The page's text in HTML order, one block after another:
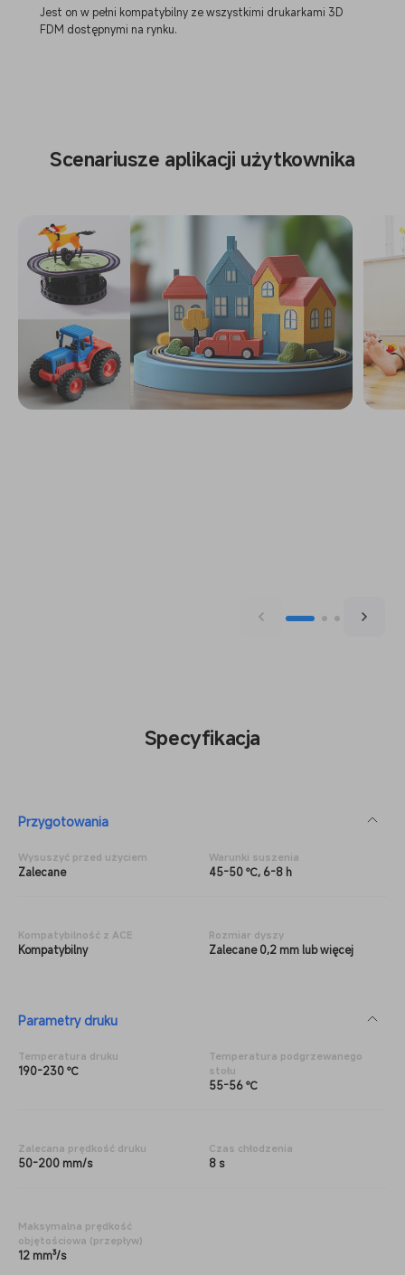
Jest on w pełni kompatybilny ze wszystkimi drukarkami 3D
FDM dostępnymi na rynku.
Scenariusze aplikacji użytkownika
Specyfikacja
Przygotowania
Wysuszyć przed użyciem
Zalecane
Warunki suszenia
45-50 ℃, 6-8 h
Kompatybilność z ACE
Kompatybilny
Rozmiar dyszy
Zalecane 0,2 mm lub więcej
Parametry druku
Temperatura druku
190-230 ℃
Temperatura podgrzewanego
stołu
55-56 ℃
Zalecana prędkość druku
50-200 mm/s
Czas chłodzenia
8 s
Maksymalna prędkość
objętościowa (przepływ)
12 mm³/s